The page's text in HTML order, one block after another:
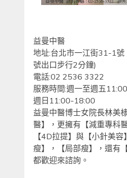
益曼中醫
地址:台北市一江街31-1號
號出口步行2分鐘)
電話:02 2536 3322
服務時間:週一至週五 11:00
週日 11:00-18:00
益曼中醫博士女院長林美
醫】，更擁有【減重專科
【4D拉提】與【小針美容
瘦】，【局部瘦】，還有
都歡迎來諮詢。